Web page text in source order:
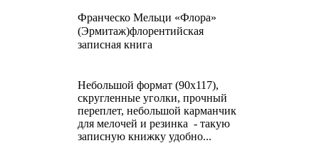
Франческо Мельци «Флора»
(Эрмитаж)флорентийская
записная книга
Небольшой формат (90х117),
скругленные уголки, прочный
переплет, небольшой карманчик
для мелочей и резинка - такую
записную книжку удобно...